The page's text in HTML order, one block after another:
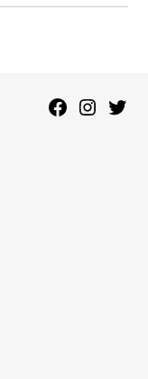
Facebook